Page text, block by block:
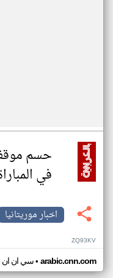
حسم
في
اخبار موريتانيا
ZQ93KV
سي ان ان• arabic.cnn.com